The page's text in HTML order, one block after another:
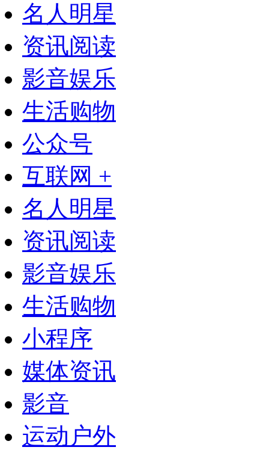
名人明星
资讯阅读
影音娱乐
生活购物
公众号
互联网 +
名人明星
资讯阅读
影音娱乐
生活购物
小程序
媒体资讯
影音
运动户外